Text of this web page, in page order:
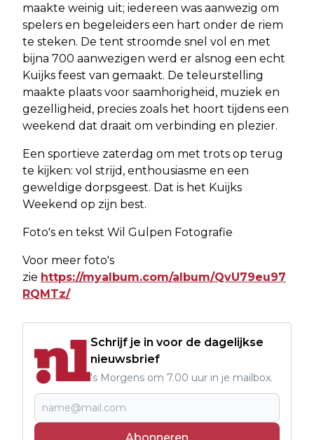
maakte weinig uit; iedereen was aanwezig om
spelers en begeleiders een hart onder de riem
te steken. De tent stroomde snel vol en met
bijna 700 aanwezigen werd er alsnog een echt
Kuijks feest van gemaakt. De teleurstelling
maakte plaats voor saamhorigheid, muziek en
gezelligheid, precies zoals het hoort tijdens een
weekend dat draait om verbinding en plezier.
Een sportieve zaterdag om met trots op terug
te kijken: vol strijd, enthousiasme en een
geweldige dorpsgeest. Dat is het Kuijks
Weekend op zijn best.
Foto's en tekst Wil Gulpen Fotografie
Voor meer foto's
zie https://myalbum.com/album/QvU79eu97
RQMTz/
Schrijf je in voor de dagelijkse
nieuwsbrief
's Morgens om 7.00 uur in je mailbox.
Abonneren